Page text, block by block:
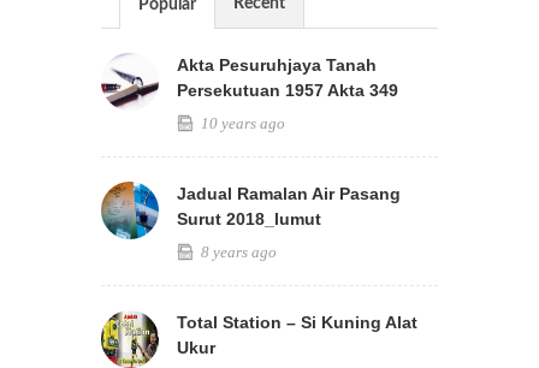
Popular Recent
Akta Pesuruhjaya Tanah
Persekutuan 1957 Akta 349
10 years ago
Jadual Ramalan Air Pasang
Surut 2018_lumut
8 years ago
Total Station – Si Kuning Alat
Ukur